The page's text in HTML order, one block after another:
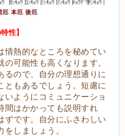
性】
情熱的なところを秘めてい
可能性も高くなります。
るので、自分の理想通りに
ともあるでしょう。短慮に
いようにコミュニケーショ
間はかかっても説明すれ
ずです。自分にふさわしい
しましょう。